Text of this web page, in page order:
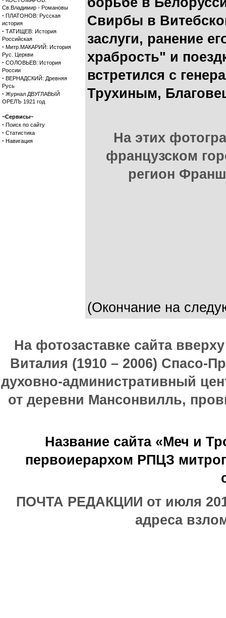
Св.Владимир - Романовы
· ПЛАТОНОВ: Русская
история
· ТАТИЩЕВ: История
Российская
· Митр.МАКАРИЙ: История
Рус. Церкви
· СОЛОВЬЕВ: История
России
· ВЕРНАДСКИЙ: Древняя
Русь
· Журнал ДВУГЛАВЫЙ
ОРЕЛЪ 1921 год
~Сервисы~
· Поиск по сайту
· Статистика
· Навигация
Свирбы в
заслуги, ранение
храбрость" и
встретился с
Трухиным,
На этих
французском
регион
(Окончание на
На фотозаставке сайта
Виталия (1910 – 2006) Спасо-
духовно-административный
от деревни Мансонвилль,
Название сайта «Меч и
первоиерархом РПЦЗ
ПОЧТА РЕДАКЦИИ от июля
адреса